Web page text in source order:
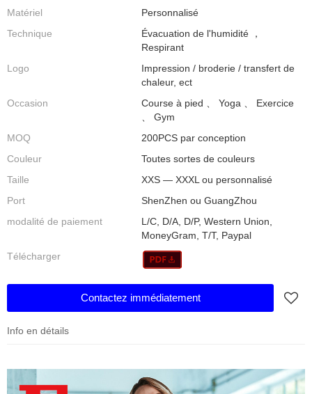
Matériel
Personnalisé
Technique
Évacuation de l'humidité ，
Respirant
Logo
Impression / broderie / transfert de
chaleur, ect
Occasion
Course à pied 、 Yoga 、 Exercice
、 Gym
MOQ
200PCS par conception
Couleur
Toutes sortes de couleurs
Taille
XXS — XXXL ou personnalisé
Port
ShenZhen ou GuangZhou
modalité de paiement
L/C, D/A, D/P, Western Union,
MoneyGram, T/T, Paypal
Télécharger
Contactez immédiatement
Info en détails